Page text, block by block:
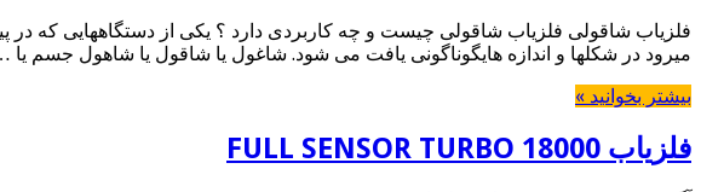
فلزیاب شاقولی فلزیاب شاقولی چیست و چه کاربردی دارد ؟ یکی از دستگاههایی که در
میرود در شکلها و اندازه هایگوناگونی یافت می شود. شاغول یا شاقول یا شاهول جسم یا
بیشتر بخوانید »
فلزیاب FULL SENSOR TURBO 18000